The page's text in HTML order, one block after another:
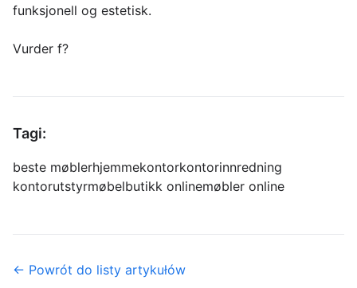
funksjonell og estetisk.
Vurder f?
Tagi:
beste møblerhjemmekontorkontorinnredning
kontorutstyrmøbelbutikk onlinemøbler online
← Powrót do listy artykułów